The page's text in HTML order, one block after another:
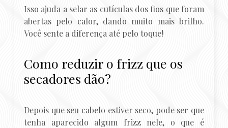
Isso ajuda a selar as cutículas dos fios que foram
abertas pelo calor, dando muito mais brilho.
Você sente a diferença até pelo toque!
Como reduzir o frizz que os
secadores dão?
Depois que seu cabelo estiver seco, pode ser que
tenha aparecido algum frizz nele, o que é